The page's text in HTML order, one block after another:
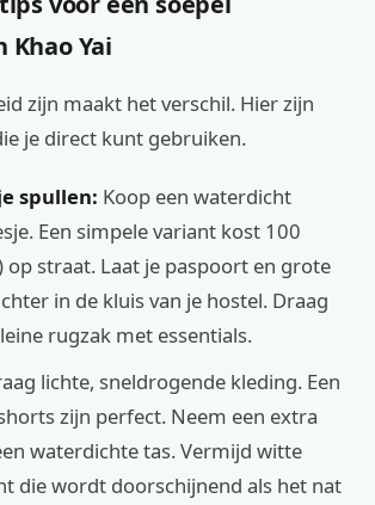
Khao Yai
zijn maakt het verschil. Hier zijn
je direct kunt gebruiken.
spullen: Koop een waterdicht
Een simpele variant kost 100
op straat. Laat je paspoort en grote
in de kluis van je hostel. Draag
rugzak met essentials.
lichte, sneldrogende kleding. Een
zijn perfect. Neem een extra
waterdichte tas. Vermijd witte
die wordt doorschijnend als het nat